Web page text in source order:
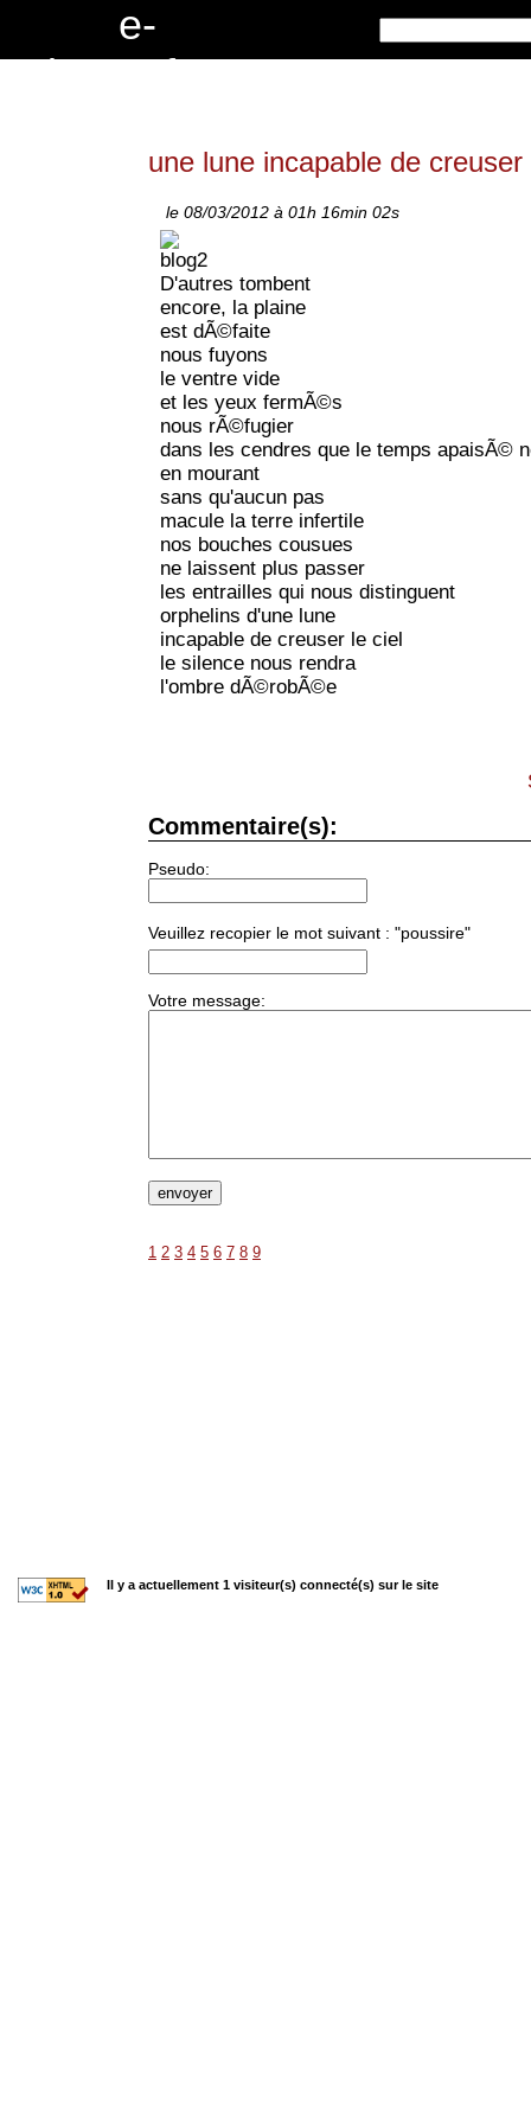
e-
critures.fr
une lune incapable de creuser
le 08/03/2012 à 01h 16min 02s
D'autres tombent
encore, la plaine
est dÃ©faite
nous fuyons
le ventre vide
et les yeux fermÃ©s
nous rÃ©fugier
dans les cendres que le temps apaisÃ©
en mourant
sans qu'aucun pas
macule la terre infertile
nos bouches cousues
ne laissent plus passer
les entrailles qui nous distinguent
orphelins d'une lune
incapable de creuser le ciel
le silence nous rendra
l'ombre dÃ©robÃ©e
Commentaire(s):
Pseudo:
Veuillez recopier le mot suivant : "poussire"
Votre message:
1 2 3 4 5 6 7 8 9
Il y a actuellement 1 visiteur(s) connecté(s) sur le site